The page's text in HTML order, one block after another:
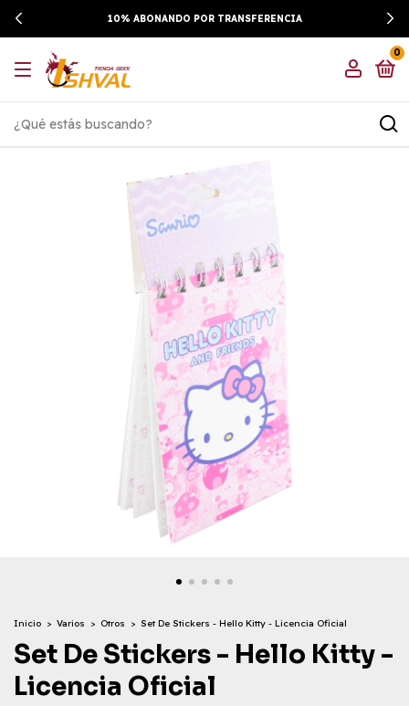
10% ABONANDO POR TRANSFERENCIA
0
Inicio > Varios > Otros > Set De Stickers - Hello Kitty - Licencia Oficial
Set De Stickers - Hello Kitty -
Licencia Oficial